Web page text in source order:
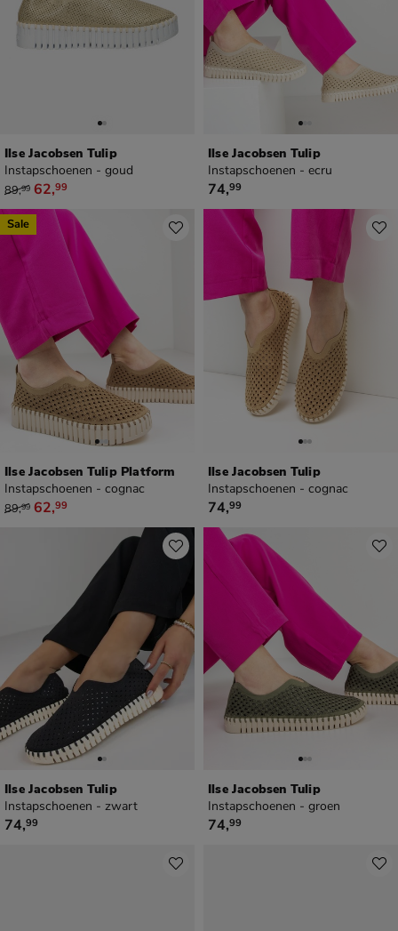
Ilse Jacobsen Tulip
Instapschoenen - goud
van € 89,99 voor € 62,99
89,99 62,99
Ilse Jacobsen Tulip
Instapschoenen - ecru
€ 74,99
74,99
Ilse Jacobsen Tulip Platform
Instapschoenen - cognac
van € 89,99 voor € 62,99
89,99 62,99
Sale
Ilse Jacobsen Tulip
Instapschoenen - cognac
€ 74,99
74,99
Ilse Jacobsen Tulip
Instapschoenen - zwart
€ 74,99
74,99
Ilse Jacobsen Tulip
Instapschoenen - groen
€ 74,99
74,99